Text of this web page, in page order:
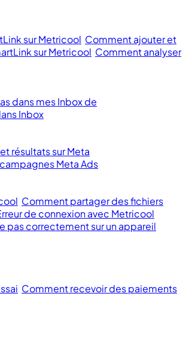
sur Metricool Comment ajouter et
sur Metricool Comment analyser
dans mes Inbox de
Inbox
résultats sur Meta
Meta Ads
Comment partager des fichiers
de connexion avec Metricool
pas correctement sur un appareil
Comment recevoir des paiements